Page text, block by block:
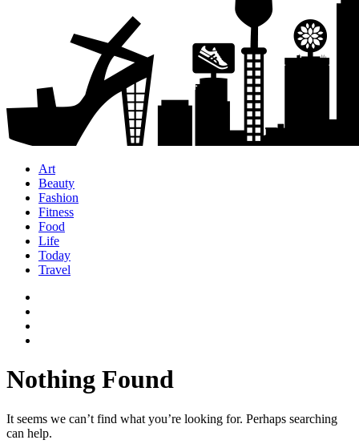
Art
Beauty
Fashion
Fitness
Food
Life
Today
Travel
Nothing Found
It seems we can’t find what you’re looking for. Perhaps searching
can help.